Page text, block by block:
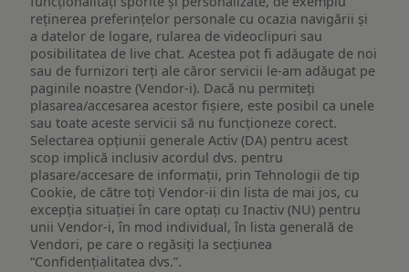
reţinerea preferinţelor personale cu ocazia navigării și
a datelor de logare, rularea de videoclipuri sau
posibilitatea de live chat. Acestea pot fi adăugate de noi
sau de furnizori terți ale căror servicii le-am adăugat pe
paginile noastre (Vendor-i). Dacă nu permiteți
plasarea/accesarea acestor fișiere, este posibil ca unele
sau toate aceste servicii să nu funcționeze corect.
Selectarea opțiunii generale Activ (DA) pentru acest
scop implică inclusiv acordul dvs. pentru
plasare/accesare de informații, prin Tehnologii de tip
Cookie, de către toți Vendor-ii din lista de mai jos, cu
excepția situației în care optați cu Inactiv (NU) pentru
unii Vendor-i, în mod individual, în lista generală de
Vendori, pe care o regăsiți la secțiunea
“Confidențialitatea dvs.”.